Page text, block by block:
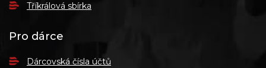
Tříkrálová sbírka
Pro dárce
Dárcovská čísla účtů